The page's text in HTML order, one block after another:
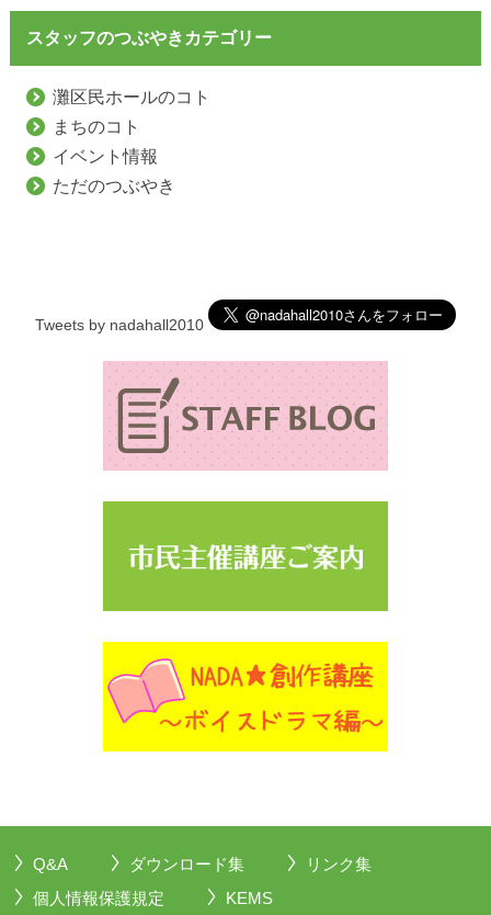
スタッフのつぶやきカテゴリー
灘区民ホールのコト
まちのコト
イベント情報
ただのつぶやき
Tweets by nadahall2010
Q&A ダウンロード集
リンク集
個人情報保護規定
KEMS